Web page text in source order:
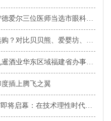
​聚力青年医师眼科发展！宁德爱尔三位医师当选市眼科青年学组成员
武汉正规母婴品牌去哪里选购？对比贝贝熊、爱婴坊、乐婴等本地品牌与孩子王
九暹酒福建省品鉴中心、九暹酒业华东区域福建省办事处：御隆艺术馆
插上腾飞之翼
刘志成最新个展“失神一刻”即将启幕：在技术理性时代，重新唤醒感知的诗意